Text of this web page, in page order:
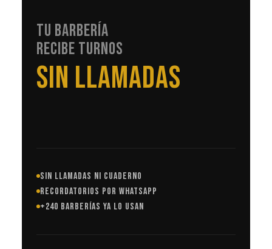
TU BARBERÍA
RECIBE TURNOS
EN AUTOMÁTICO
SIN LLAMADAS NI CUADERNO
RECORDATORIOS POR WHATSAPP
+240 BARBERÍAS YA LO USAN